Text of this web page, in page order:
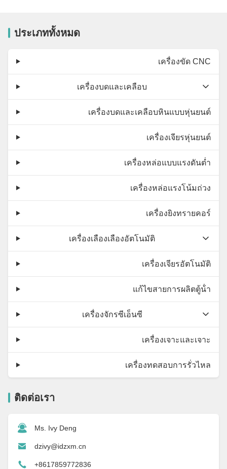
ประเภททั้งหมด
เครื่องขัด CNC
เครื่องบดและเคลือบ
เครื่องบดและเคลือบหินแบบหุ่นยนต์
เครื่องเจียรหุ่นยนต์
เครื่องหล่อแบบแรงดันต่ำ
เครื่องหล่อแรงโน้มถ่วง
เครื่องยิงทรายคอร์
เครื่องเลืองเลืองอัตโนมัติ
เครื่องเจียรอัตโนมัติ
แก้ไขสายการผลิตตู้น้ํา
เครื่องจักรซีเอ็นซี
เครื่องเจาะและเจาะ
เครื่องทดสอบการรั่วไหล
ติดต่อเรา
Ms. Ivy Deng
dzivy@idzxm.cn
+8617859772836